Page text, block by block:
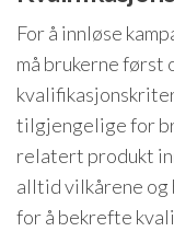
For å innløse
må brukerne først
tilgjengelige for
relatert produkt
alltid vilkårene
for å bekrefte